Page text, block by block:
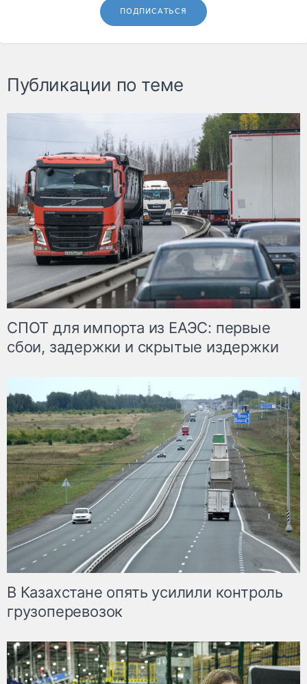
ПОДПИСАТЬСЯ
Публикации по теме
СПОТ для импорта из ЕАЭС: первые
сбои, задержки и скрытые издержки
В Казахстане опять усилили контроль
грузоперевозок